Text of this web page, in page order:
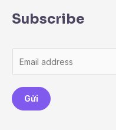
Subscribe
m
a
i
Gửi